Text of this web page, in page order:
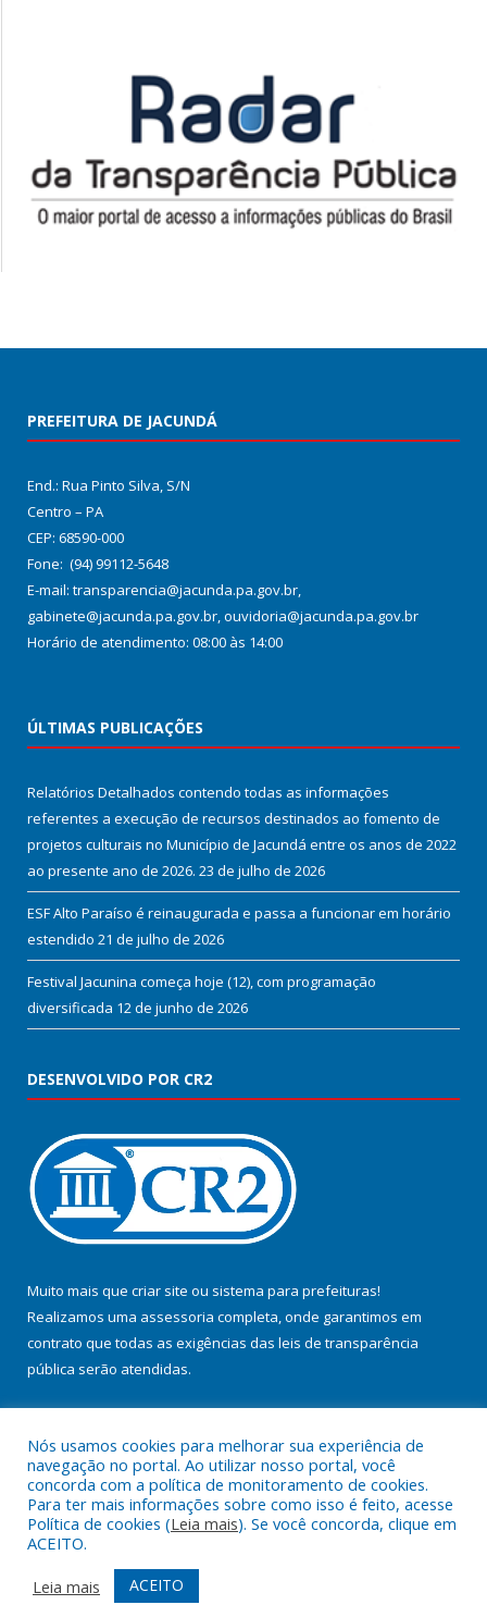
PREFEITURA DE JACUNDÁ
End.: Rua Pinto Silva, S/N
Centro – PA
CEP: 68590-000
Fone: (94) 99112-5648
E-mail: transparencia@jacunda.pa.gov.br,
gabinete@jacunda.pa.gov.br, ouvidoria@jacunda.pa.gov.br
Horário de atendimento: 08:00 às 14:00
ÚLTIMAS PUBLICAÇÕES
Relatórios Detalhados contendo todas as informações
referentes a execução de recursos destinados ao fomento de
projetos culturais no Município de Jacundá entre os anos de 2022
ao presente ano de 2026. 23 de julho de 2026
ESF Alto Paraíso é reinaugurada e passa a funcionar em horário
estendido 21 de julho de 2026
Festival Jacunina começa hoje (12), com programação
diversificada 12 de junho de 2026
DESENVOLVIDO POR CR2
Muito mais que criar site ou sistema para prefeituras!
Realizamos uma assessoria completa, onde garantimos em
contrato que todas as exigências das leis de transparência
pública serão atendidas.
Todos os direitos reservados a Prefeitura Municipal de Jacundá.
Mapa do Site
Acessar Área Administrativa
Nós usamos cookies para melhorar sua experiência de
navegação no portal. Ao utilizar nosso portal, você
concorda com a política de monitoramento de cookies.
Para ter mais informações sobre como isso é feito, acesse
Política de cookies (Leia mais). Se você concorda, clique em
ACEITO.
Leia mais
ACEITO